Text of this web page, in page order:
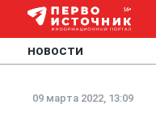
НОВОСТИ
09 марта 2022, 13:09